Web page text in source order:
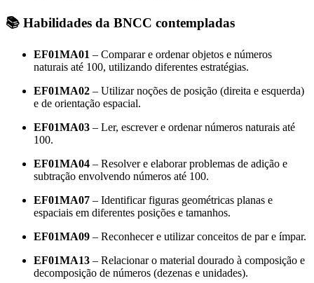
📚 Habilidades da BNCC contempladas
EF01MA01 – Comparar e ordenar objetos e números
naturais até 100, utilizando diferentes estratégias.
EF01MA02 – Utilizar noções de posição (direita e esquerda)
e de orientação espacial.
EF01MA03 – Ler, escrever e ordenar números naturais até
100.
EF01MA04 – Resolver e elaborar problemas de adição e
subtração envolvendo números até 100.
EF01MA07 – Identificar figuras geométricas planas e
espaciais em diferentes posições e tamanhos.
EF01MA09 – Reconhecer e utilizar conceitos de par e ímpar.
EF01MA13 – Relacionar o material dourado à composição e
decomposição de números (dezenas e unidades).